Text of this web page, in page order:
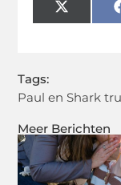
Meer Berichten
X
(Twitter)
Tags:
Paul en Shark